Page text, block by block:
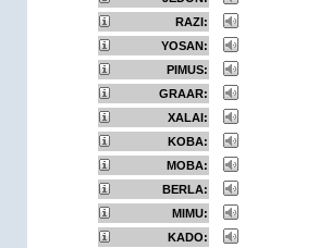
RAZI:
YOSAN:
PIMUS:
GRAAR:
XALAI:
KOBA:
MOBA:
BERLA:
MIMU:
KADO: